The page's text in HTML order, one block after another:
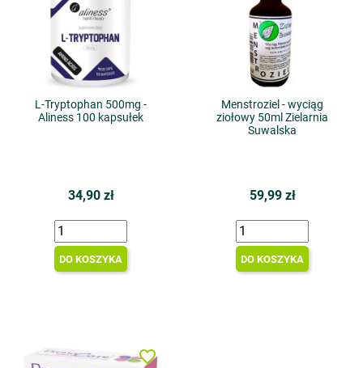
L-Tryptophan 500mg -
Aliness 100 kapsułek
34,90 zł
DO KOSZYKA
Menstroziel - wyciąg
ziołowy 50ml Zielarnia
Suwalska
59,99 zł
DO KOSZYKA
favorite_border